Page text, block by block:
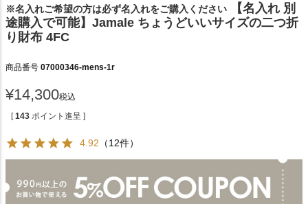
※名入れご希望の方は必ず名入れをご購入ください
【名入れ 別
途購入で可能】Jamale ちょうどいいサイズの二つ折
り財布 4FC
商品番号 07000346-mens-1r
¥14,300税込
[ 143 ポイント進呈 ]
4.92 （12件）